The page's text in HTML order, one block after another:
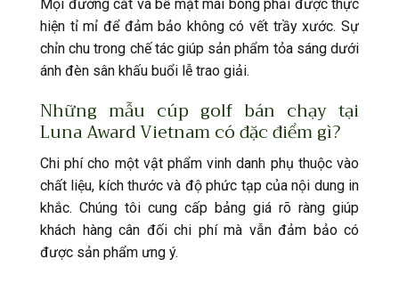
Mọi đường cắt và bề mặt mài bóng phải được thực
hiện tỉ mỉ để đảm bảo không có vết trầy xước. Sự
chỉn chu trong chế tác giúp sản phẩm tỏa sáng dưới
ánh đèn sân khấu buổi lễ trao giải.
Những mẫu cúp golf bán chạy tại
Luna Award Vietnam có đặc điểm gì?
Chi phí cho một vật phẩm vinh danh phụ thuộc vào
chất liệu, kích thước và độ phức tạp của nội dung in
khắc. Chúng tôi cung cấp bảng giá rõ ràng giúp
khách hàng cân đối chi phí mà vẫn đảm bảo có
được sản phẩm ưng ý.